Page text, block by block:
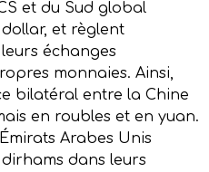
et du Sud global
et règlent
échanges
monnaies. Ainsi,
bilatéral entre la Chine
en roubles et en yuan.
Arabes Unis
dans leurs